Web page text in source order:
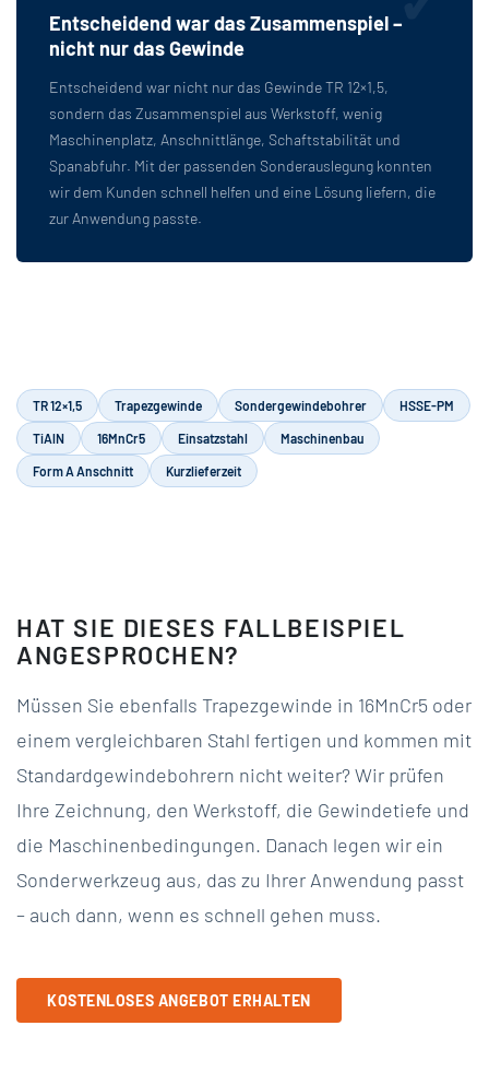
Entscheidend war das Zusammenspiel –
nicht nur das Gewinde
Entscheidend war nicht nur das Gewinde TR 12×1,5,
sondern das Zusammenspiel aus Werkstoff, wenig
Maschinenplatz, Anschnittlänge, Schaftstabilität und
Spanabfuhr. Mit der passenden Sonderauslegung konnten
wir dem Kunden schnell helfen und eine Lösung liefern, die
zur Anwendung passte.
TR 12×1,5 Trapezgewinde Sondergewindebohrer HSSE-PM
TiAlN 16MnCr5 Einsatzstahl Maschinenbau
Form A Anschnitt Kurzlieferzeit
HAT SIE DIESES FALLBEISPIEL
ANGESPROCHEN?
Müssen Sie ebenfalls Trapezgewinde in 16MnCr5 oder
einem vergleichbaren Stahl fertigen und kommen mit
Standardgewindebohrern nicht weiter? Wir prüfen
Ihre Zeichnung, den Werkstoff, die Gewindetiefe und
die Maschinenbedingungen. Danach legen wir ein
Sonderwerkzeug aus, das zu Ihrer Anwendung passt
– auch dann, wenn es schnell gehen muss.
KOSTENLOSES ANGEBOT ERHALTEN